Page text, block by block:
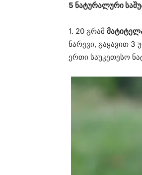
5 ნატურალური
1. 20 გრამ
ნარევი, გაყავით
ერთი საუკეთესო